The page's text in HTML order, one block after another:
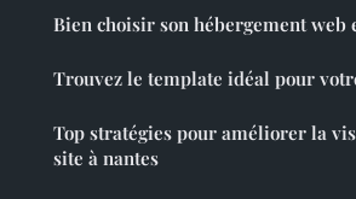
Bien choisir son hébergement web
Trouvez le template idéal pour
Top stratégies pour améliorer la
site à nantes